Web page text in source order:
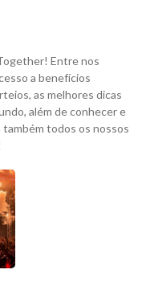
Entre nos
a benefícios
as melhores dicas
além de conhecer e
todos os nossos